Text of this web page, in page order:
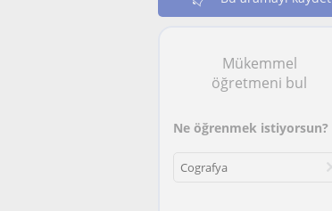
Mükemmel
öğretmeni bul
Ne öğrenmek istiyorsun?